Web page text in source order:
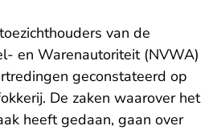
van de
en Warenautoriteit (NVWA)
geconstateerd op
De zaken waarover het
heeft gedaan, gaan over